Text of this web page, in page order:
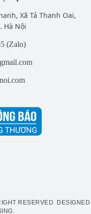
Xã Tả Thanh Oai,
Hà Nội
(Zalo)
RESERVED. DESIGNED
.